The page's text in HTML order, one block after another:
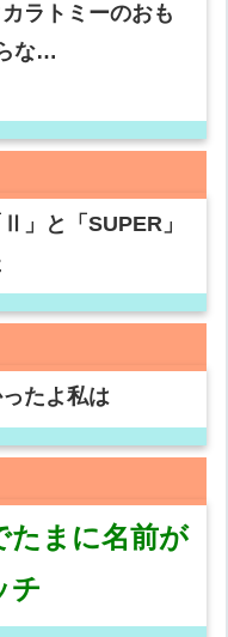
ラトミーのおも
な…
」と「SUPER」
たよ私は
たまに名前が
チ